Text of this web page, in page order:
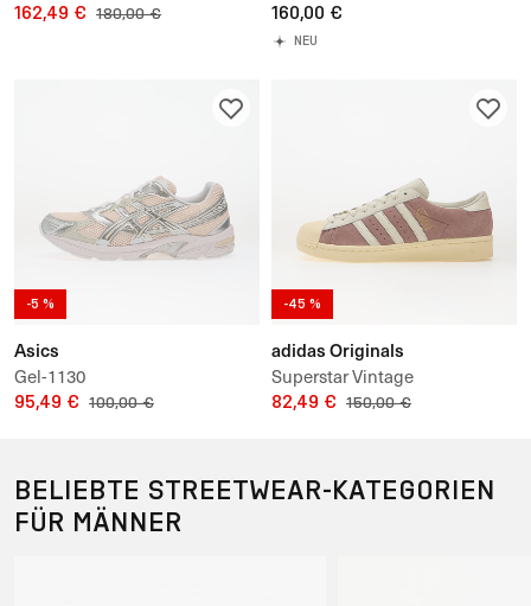
162,49 € 180,00 € 160,00 €
NEU
-5 %
Asics
Gel-1130
95,49 € 100,00 €
-45 %
adidas Originals
Superstar Vintage
82,49 € 150,00 €
BELIEBTE STREETWEAR-KATEGORIEN
FÜR MÄNNER